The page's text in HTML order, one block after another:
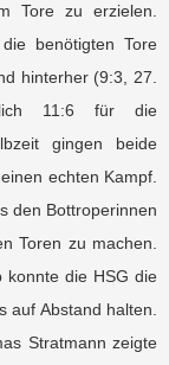
Tore zu erzielen.
benötigten Tore
hinterher (9:3, 27.
11:6 für die
gingen beide
echten Kampf.
den Bottroperinnen
Toren zu machen.
konnte die HSG die
auf Abstand halten.
Stratmann zeigte